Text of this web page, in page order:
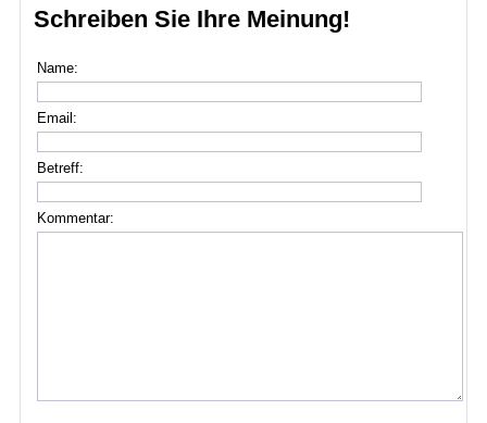
Schreiben Sie Ihre Meinung!
Name:
Email:
Betreff:
Kommentar: